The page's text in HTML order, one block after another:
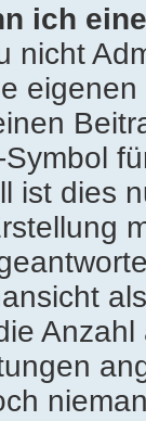
ich
nicht
Symbol
ist dies